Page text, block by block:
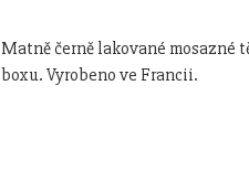
Matně černě lakované mosazné
boxu. Vyrobeno ve Francii.